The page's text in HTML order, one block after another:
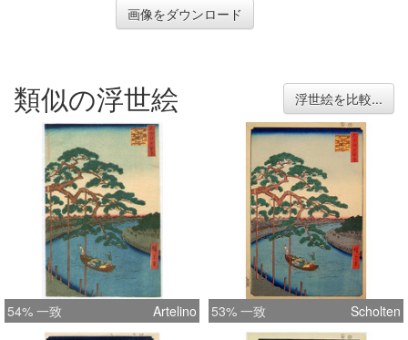
画像をダウンロード
類似の浮世絵 浮世絵を比較...
54% 一致 Artelino 53% 一致 Scholten